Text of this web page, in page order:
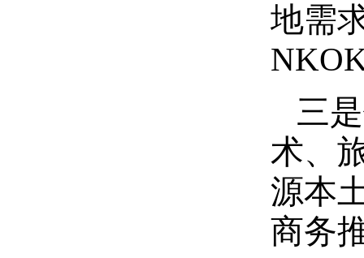
地需
三
术、
源本
商务